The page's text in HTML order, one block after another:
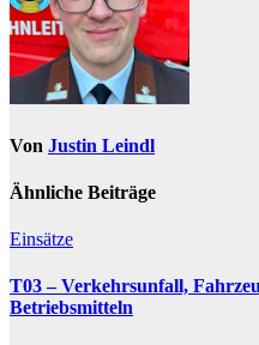
Von Justin Leindl
Ähnliche Beiträge
Einsätze
T03 – Verkehrsunfall,
Betriebsmitteln